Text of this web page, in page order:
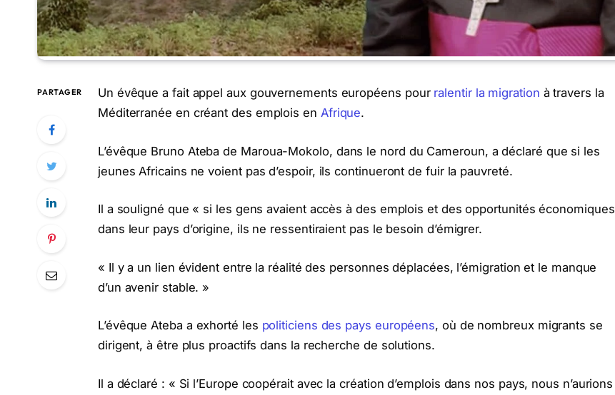
PARTAGER Un évêque a fait appel aux gouvernements européens pour ralentir la migration à travers la
Méditerranée en créant des emplois en Afrique.
L’évêque Bruno Ateba de Maroua-Mokolo, dans le nord du Cameroun, a déclaré que si les
jeunes Africains ne voient pas d’espoir, ils continueront de fuir la pauvreté.
Il a souligné que « si les gens avaient accès à des emplois et des opportunités économiques
dans leur pays d’origine, ils ne ressentiraient pas le besoin d’émigrer.
« Il y a un lien évident entre la réalité des personnes déplacées, l’émigration et le manque
d’un avenir stable. »
L’évêque Ateba a exhorté les politiciens des pays européens, où de nombreux migrants se
dirigent, à être plus proactifs dans la recherche de solutions.
Il a déclaré : « Si l’Europe coopérait avec la création d’emplois dans nos pays, nous n’aurions